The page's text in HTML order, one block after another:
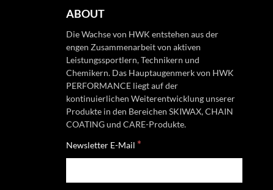
ABOUT
Die Wachse von HWK entstehen aus der
engen Zusammenarbeit von aktiven
Leistungssportlern, Technikern und
Chemikern. Das Hauptaugenmerk von HWK
PERFORMANCE liegt auf der
kontinuierlichen Weiterentwicklung unserer
Produkte in den Bereichen SKIWAX, CHAIN
COATING und CARE-Produkte.
Newsletter E-Mail *